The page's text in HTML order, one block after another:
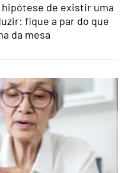
de existir uma
fique a par do que
da mesa